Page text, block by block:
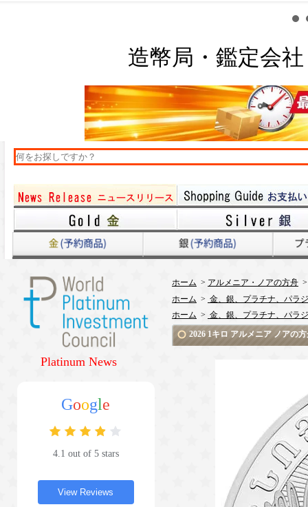
造幣局・鑑定会
Platinum News
Google
4.1 out of 5 stars
View Reviews
ホーム > アルメニア・ノアの方舟
ホーム > 金、銀、プラチナ、パラ
ホーム > 金、銀、プラチナ、パラ
2026 1キロ アルメニア ノアの